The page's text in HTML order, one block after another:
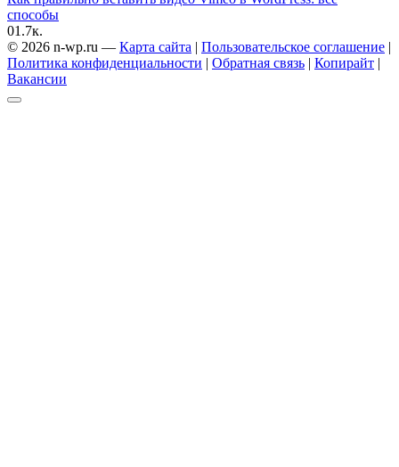
способы
01.7к.
© 2026 n-wp.ru — Карта сайта | Пользовательское соглашение |
Политика конфиденциальности | Обратная связь | Копирайт |
Вакансии